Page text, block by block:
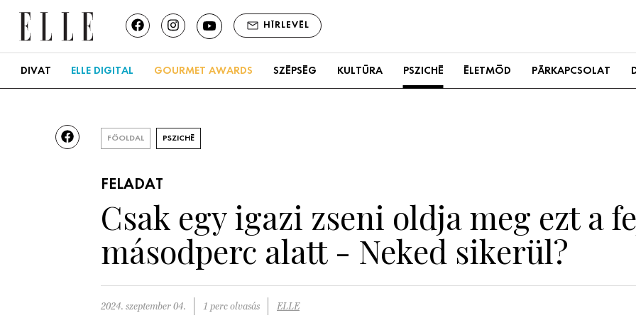
HÍRLEVÉL
DIVAT ELLE DIGITAL GOURMET AWARDS SZÉPSÉG KULTÚRA PSZICHÉ ÉLETMÓD PÁRKAPCSOLAT
FŐOLDAL PSZICHÉ
FELADAT
Csak egy igazi zseni oldja meg ezt a
másodperc alatt - Neked sikerül?
2024. szeptember 04. 1 perc olvasás ELLE